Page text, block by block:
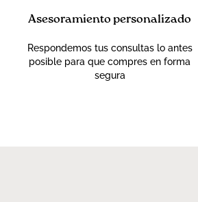
Asesoramiento personalizado
Respondemos tus consultas lo antes
posible para que compres en forma
segura